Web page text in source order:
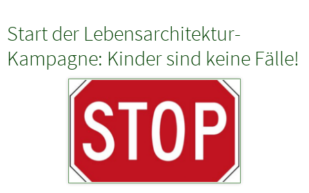
Start der Lebensarchitektur-
Kampagne: Kinder sind keine Fälle!